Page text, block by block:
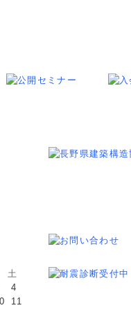
土
4
11